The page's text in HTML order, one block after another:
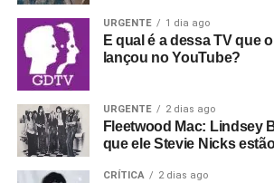
URGENTE 1 dia ago
E qual é a dessa TV que
lançou no YouTube?
URGENTE 2 dias ago
Fleetwood Mac: Lindsey
que ele Stevie Nicks
CRÍTICA 2 dias ago